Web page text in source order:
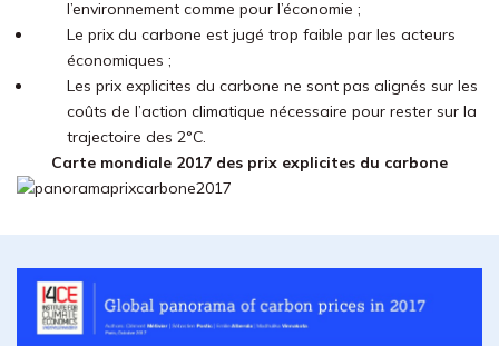
l’environnement comme pour l’économie ;
Le prix du carbone est jugé trop faible par les acteurs
économiques ;
Les prix explicites du carbone ne sont pas alignés sur les
coûts de l’action climatique nécessaire pour rester sur la
trajectoire des 2°C.
Carte mondiale 2017 des prix explicites du carbone